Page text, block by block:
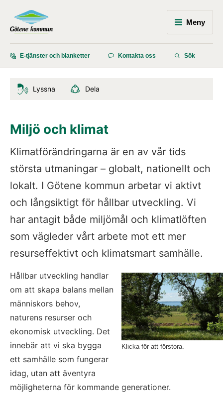
Meny
E-tjänster och blanketter Kontakta oss Sök
Lyssna Dela
Miljö och klimat
Klimatförändringarna är en av vår tids
största utmaningar – globalt, nationellt och
lokalt. I Götene kommun arbetar vi aktivt
och långsiktigt för hållbar utveckling. Vi
har antagit både miljömål och klimatlöften
som vägleder vårt arbete mot ett mer
resurseffektivt och klimatsmart samhälle.
Klicka för att förstora.
Hållbar utveckling handlar
om att skapa balans mellan
människors behov,
naturens resurser och
ekonomisk utveckling. Det
innebär att vi ska bygga
ett samhälle som fungerar
idag, utan att äventyra
möjligheterna för kommande generationer.